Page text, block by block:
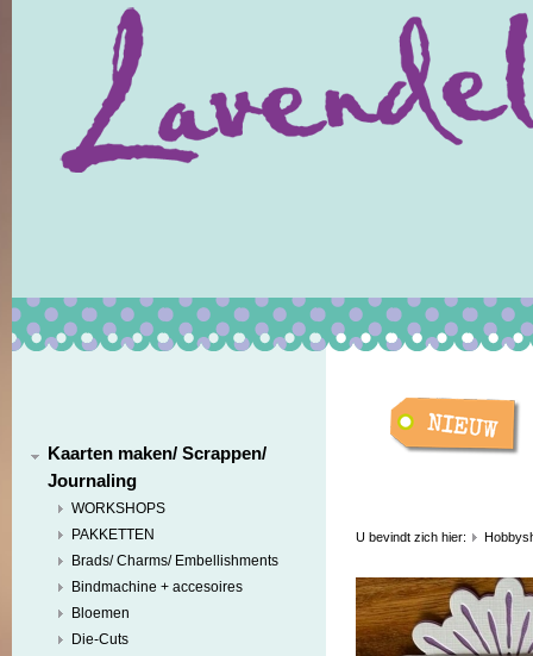
Kaarten maken/ Scrappen/
Journaling
WORKSHOPS
PAKKETTEN
Brads/ Charms/ Embellishments
Bindmachine + accesoires
Bloemen
Die-Cuts
U bevindt zich hier: